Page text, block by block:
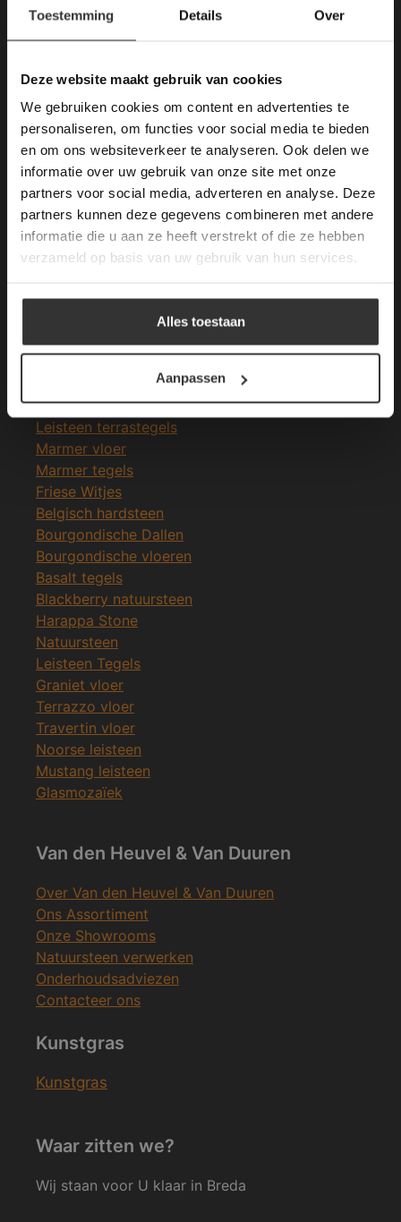
Toestemming Details Over
Deze website maakt gebruik van cookies
We gebruiken cookies om content en advertenties te
personaliseren, om functies voor social media te bieden
en om ons websiteverkeer te analyseren. Ook delen we
informatie over uw gebruik van onze site met onze
partners voor social media, adverteren en analyse. Deze
partners kunnen deze gegevens combineren met andere
informatie die u aan ze heeft verstrekt of die ze hebben
verzameld op basis van uw gebruik van hun services.
Alles toestaan
Aanpassen
Merken Keramiek Terrastegels
Merken Glasmozaïek
Meeste Gezochte Natuursteen
Terrastegels
Leisteen terrastegels
Marmer vloer
Marmer tegels
Friese Witjes
Belgisch hardsteen
Bourgondische Dallen
Bourgondische vloeren
Basalt tegels
Blackberry natuursteen
Harappa Stone
Natuursteen
Leisteen Tegels
Graniet vloer
Terrazzo vloer
Travertin vloer
Noorse leisteen
Mustang leisteen
Glasmozaïek
Van den Heuvel & Van Duuren
Over Van den Heuvel & Van Duuren
Ons Assortiment
Onze Showrooms
Natuursteen verwerken
Onderhoudsadviezen
Contacteer ons
Kunstgras
Kunstgras
Waar zitten we?
Wij staan voor U klaar in Breda
Deze website maakt
gebruik van cookies.
This Cookie Banner was deleted and is no
longer working. Please contact the website
administrator.
Deze website gebruikt cookies om de
gebruikerservaring te verbeteren. Door
gebruik te maken van onze website geeft u
toestemming voor alle cookies in
overeenstemming met ons cookiebeleid.Lees
verder
ALLES ACCEPTEREN
ALLES AFWIJZEN
DETAILS WEERGEVEN